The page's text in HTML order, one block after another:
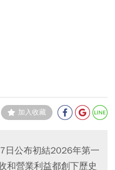
加入收藏
日公布初結2026年第一
和營業利益都創下歷史